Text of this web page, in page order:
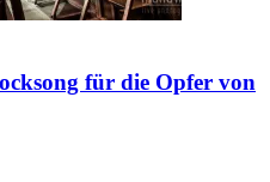
für die Opfer von